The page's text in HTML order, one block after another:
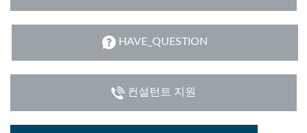
HAVE_QUESTION
컨설턴트 지원